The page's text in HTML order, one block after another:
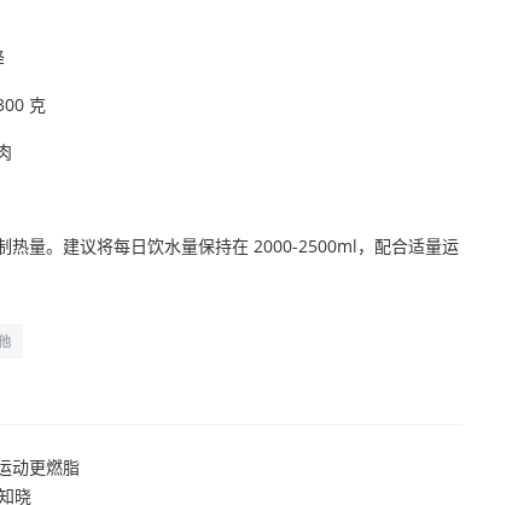
克
热量。建议将每日饮水量保持在 2000-2500ml，配合适量运
动更燃脂
晓